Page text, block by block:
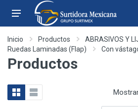
Inicio Productos
ABRASIVOS Y
Ruedas Laminadas (Flap)
Con
Productos